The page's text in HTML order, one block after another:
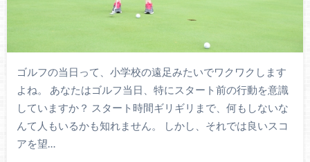
ゴルフの当日って、小学校の遠足みたいでワクワクします
よね。 あなたはゴルフ当日、特にスタート前の行動を意識
していますか？ スタート時間ギリギリまで、何もしないな
んて人もいるかも知れません。 しかし、それでは良いスコ
アを望…